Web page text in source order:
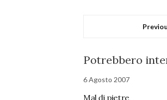
Potrebbero
6 Agosto 2007
Mal di pietre